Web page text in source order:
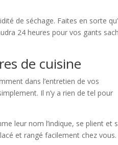
de séchage. Faites en sorte
24 heures pour vos gants
de cuisine
dans l’entretien de vos
Il n’y a rien de tel pour
leur nom l’indique, se plient et
et rangé facilement chez vous.